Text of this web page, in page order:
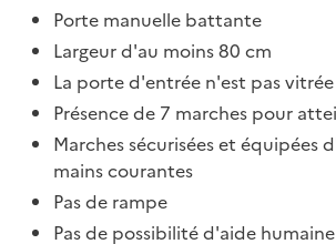
Porte manuelle battante
Largeur d'au moins 80 cm
La porte d'entrée n'est pas vitrée
Présence de 7 marches pour
Marches sécurisées et équipées
mains courantes
Pas de rampe
Pas de possibilité d'aide humaine